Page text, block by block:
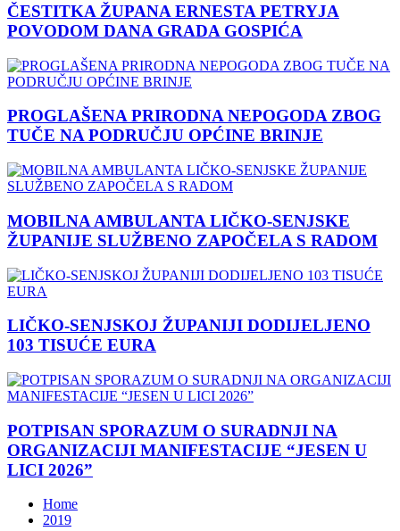
ČESTITKA ŽUPANA ERNESTA PETRYJA
POVODOM DANA GRADA GOSPIĆA
PROGLAŠENA PRIRODNA NEPOGODA ZBOG
TUČE NA PODRUČJU OPĆINE BRINJE
MOBILNA AMBULANTA LIČKO-SENJSKE
ŽUPANIJE SLUŽBENO ZAPOČELA S RADOM
LIČKO-SENJSKOJ ŽUPANIJI DODIJELJENO
103 TISUĆE EURA
POTPISAN SPORAZUM O SURADNJI NA
ORGANIZACIJI MANIFESTACIJE “JESEN U
LICI 2026”
Home
2019